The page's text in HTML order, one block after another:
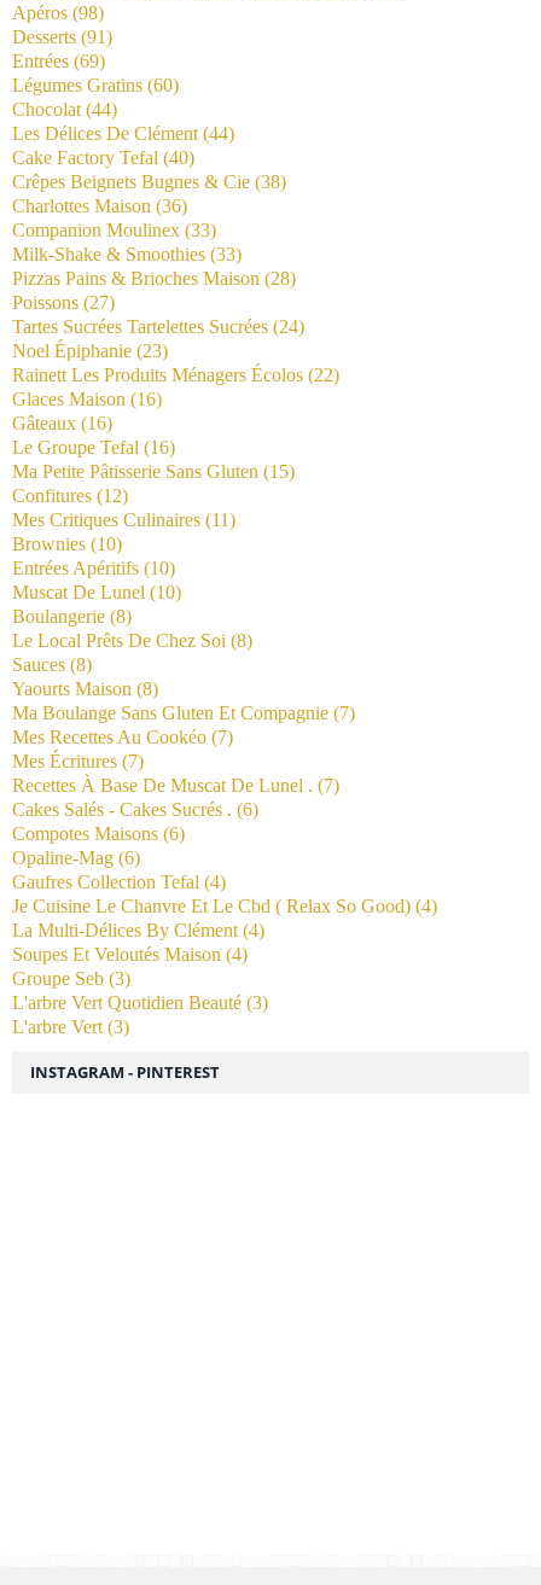
Apéros (98)
Desserts (91)
Entrées (69)
Légumes Gratins (60)
Chocolat (44)
Les Délices De Clément (44)
Cake Factory Tefal (40)
Crêpes Beignets Bugnes & Cie (38)
Charlottes Maison (36)
Companion Moulinex (33)
Milk-Shake & Smoothies (33)
Pizzas Pains & Brioches Maison (28)
Poissons (27)
Tartes Sucrées Tartelettes Sucrées (24)
Noel Épiphanie (23)
Rainett Les Produits Ménagers Écolos (22)
Glaces Maison (16)
Gâteaux (16)
Le Groupe Tefal (16)
Ma Petite Pâtisserie Sans Gluten (15)
Confitures (12)
Mes Critiques Culinaires (11)
Brownies (10)
Entrées Apéritifs (10)
Muscat De Lunel (10)
Boulangerie (8)
Le Local Prêts De Chez Soi (8)
Sauces (8)
Yaourts Maison (8)
Ma Boulange Sans Gluten Et Compagnie (7)
Mes Recettes Au Cookéo (7)
Mes Écritures (7)
Recettes À Base De Muscat De Lunel . (7)
Cakes Salés - Cakes Sucrés . (6)
Compotes Maisons (6)
Opaline-Mag (6)
Gaufres Collection Tefal (4)
Je Cuisine Le Chanvre Et Le Cbd ( Relax So Good) (4)
La Multi-Délices By Clément (4)
Soupes Et Veloutés Maison (4)
Groupe Seb (3)
L'arbre Vert Quotidien Beauté (3)
L'arbre Vert (3)
INSTAGRAM - PINTEREST